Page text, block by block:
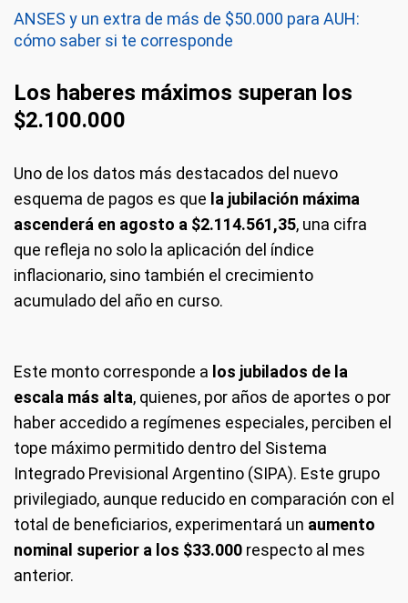
ANSES y un extra de más de $50.000 para AUH:
cómo saber si te corresponde
Los haberes máximos superan los
$2.100.000
Uno de los datos más destacados del nuevo
esquema de pagos es que la jubilación máxima
ascenderá en agosto a $2.114.561,35, una cifra
que refleja no solo la aplicación del índice
inflacionario, sino también el crecimiento
acumulado del año en curso.
Este monto corresponde a los jubilados de la
escala más alta, quienes, por años de aportes o por
haber accedido a regímenes especiales, perciben el
tope máximo permitido dentro del Sistema
Integrado Previsional Argentino (SIPA). Este grupo
privilegiado, aunque reducido en comparación con el
total de beneficiarios, experimentará un aumento
nominal superior a los $33.000 respecto al mes
anterior.